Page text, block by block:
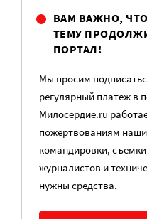
ВАМ ВАЖНО,
ТЕМУ
ПОРТАЛ!
Мы просим
регулярный платеж в
Милосердие.ru
пожертвованиям
командировки,
журналистов и
нужны средства.